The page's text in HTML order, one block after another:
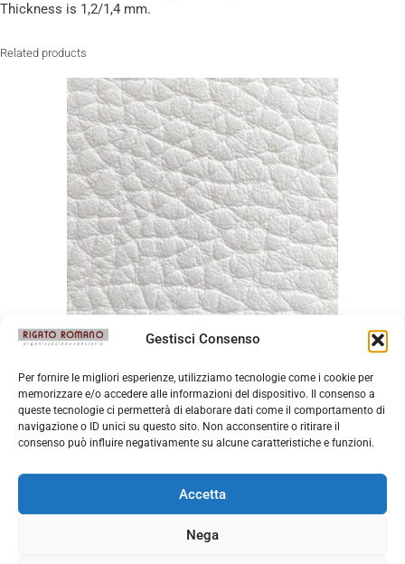
Gestisci Consenso
Per fornire le migliori esperienze, utilizziamo tecnologie come i cookie per
memorizzare e/o accedere alle informazioni del dispositivo. Il consenso a
queste tecnologie ci permetterà di elaborare dati come il comportamento di
navigazione o ID unici su questo sito. Non acconsentire o ritirare il
consenso può influire negativamente su alcune caratteristiche e funzioni.
Accetta
Nega
Thickness is 1,2/1,4 mm.
Related products
Durango Latte Macchiato